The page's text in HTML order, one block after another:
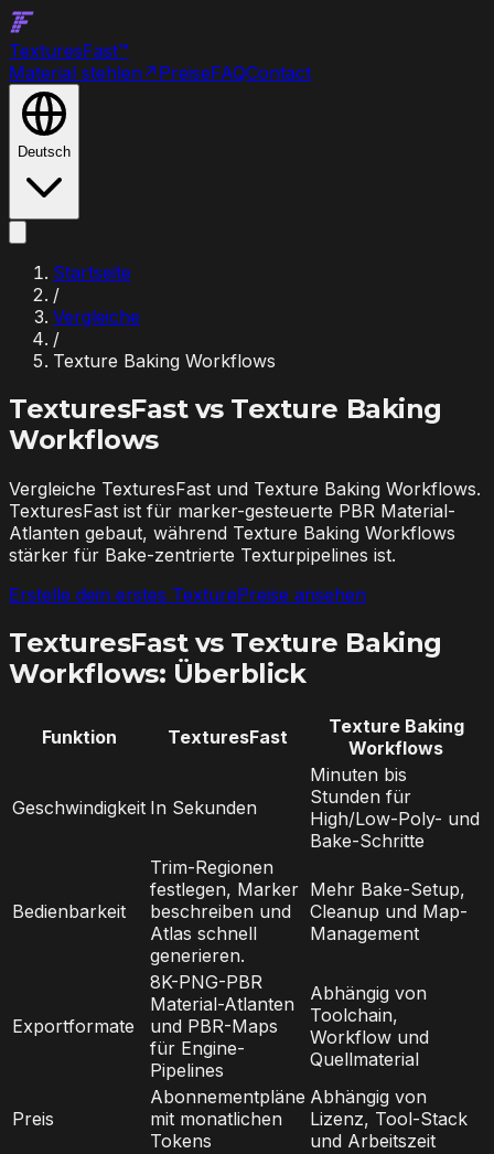
TexturesFast™
Material stehlen ↗ PreiseFAQContact
Deutsch
Startseite
/
Vergleiche
/
Texture Baking Workflows
TexturesFast vs Texture Baking
Workflows
Vergleiche TexturesFast und Texture Baking Workflows.
TexturesFast ist für marker-gesteuerte PBR Material-
Atlanten gebaut, während Texture Baking Workflows
stärker für Bake-zentrierte Texturpipelines ist.
Erstelle dein erstes TexturePreise ansehen
TexturesFast vs Texture Baking
Workflows: Überblick
Funktion TexturesFast
Texture Baking
Workflows
Geschwindigkeit In Sekunden
Minuten bis
Stunden für
High/Low-Poly- und
Bake-Schritte
Bedienbarkeit
Trim-Regionen
festlegen, Marker
beschreiben und
Atlas schnell
generieren.
Mehr Bake-Setup,
Cleanup und Map-
Management
Exportformate
8K-PNG-PBR
Material-Atlanten
und PBR-Maps
für Engine-
Pipelines
Abhängig von
Toolchain,
Workflow und
Quellmaterial
Preis
Abonnementpläne
mit monatlichen
Tokens
Abhängig von
Lizenz, Tool-Stack
und Arbeitszeit